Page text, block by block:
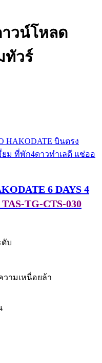
วน์โหลด
ทัวร์
6 DAYS 4
TG-CTS-030
ดับ
ามเหนื่อยล้า